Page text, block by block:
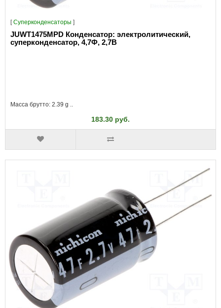
[Суперконденсаторы ]
JUWT1475MPD Конденсатор: электролитический,
суперконденсатор, 4,7Ф, 2,7В
Масса брутто: 2.39 g ..
183.30 руб.